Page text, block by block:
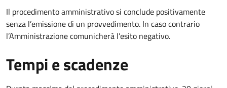
Il procedimento amministrativo si conclude positivamente
senza l’emissione di un provvedimento. In caso contrario
l’Amministrazione comunicherà l’esito negativo.
Tempi e scadenze